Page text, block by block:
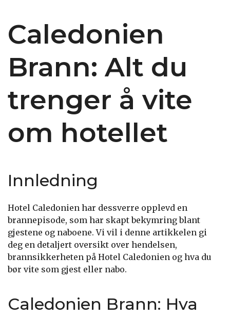
Caledonien
Brann: Alt du
trenger å vite
om hotellet
Innledning
Hotel Caledonien har dessverre opplevd en
brannepisode, som har skapt bekymring blant
gjestene og naboene. Vi vil i denne artikkelen gi
deg en detaljert oversikt over hendelsen,
brannsikkerheten på Hotel Caledonien og hva du
bør vite som gjest eller nabo.
Caledonien Brann: Hva